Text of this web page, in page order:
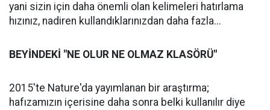
yani sizin için daha önemli olan kelimeleri hatırlama
hızınız, nadiren kullandıklarınızdan daha fazla...
BEYİNDEKİ "NE OLUR NE OLMAZ KLASÖRÜ"
2015'te Nature'da yayımlanan bir araştırma;
hafızamızın içerisine daha sonra belki kullanılır diye